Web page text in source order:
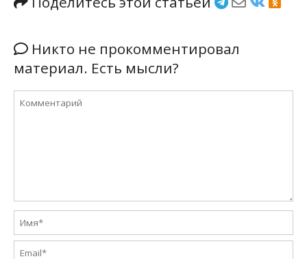
Никто не прокомментировал
материал. Есть мысли?